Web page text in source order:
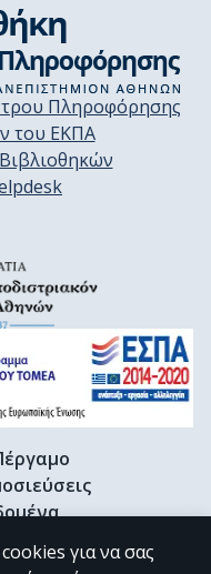
Πληροφόρησης
του ΕΚΠΑ
βιβλιογραφία
για να σας